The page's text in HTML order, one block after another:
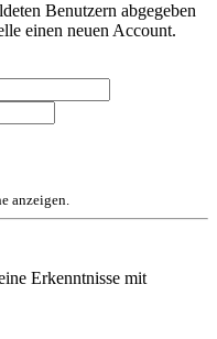
Benutzern abgegeben
einen neuen Account.
anzeigen.
Erkenntnisse mit